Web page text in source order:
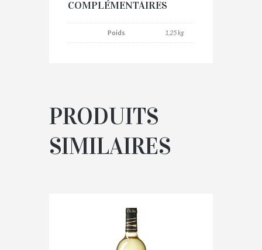
COMPLÉMENTAIRES
Poids 1,25 kg
PRODUITS
SIMILAIRES